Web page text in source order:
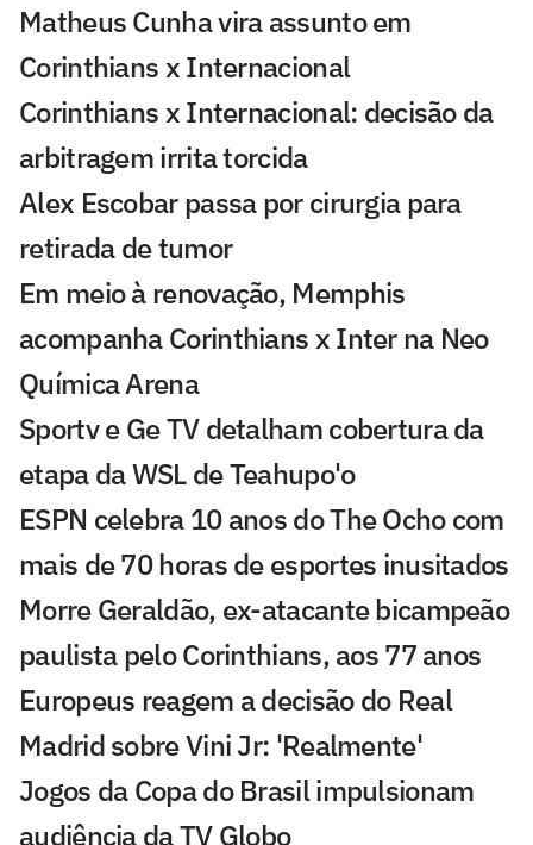
Matheus Cunha vira assunto em
Corinthians x Internacional
Corinthians x Internacional: decisão da
arbitragem irrita torcida
Alex Escobar passa por cirurgia para
retirada de tumor
Em meio à renovação, Memphis
acompanha Corinthians x Inter na Neo
Química Arena
Sportv e Ge TV detalham cobertura da
etapa da WSL de Teahupo'o
ESPN celebra 10 anos do The Ocho com
mais de 70 horas de esportes inusitados
Morre Geraldão, ex-atacante bicampeão
paulista pelo Corinthians, aos 77 anos
Europeus reagem a decisão do Real
Madrid sobre Vini Jr: 'Realmente'
Jogos da Copa do Brasil impulsionam
audiência da TV Globo